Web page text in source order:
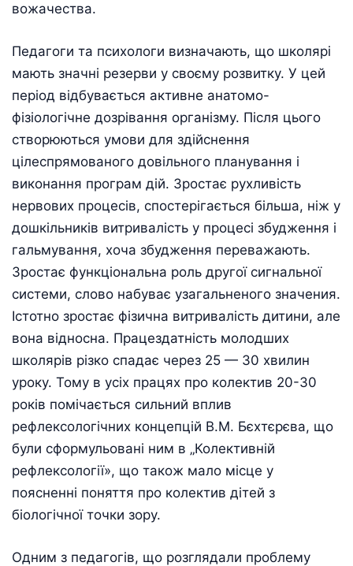
вожачества.
Педагоги та психологи визначають, що школярі
мають значнi резерви у своєму розвитку. У цей
перiод вiдбувається активне анатомо-
фiзiологiчне дозрiвання органiзму. Після цього
створюються умови для здiйснення
цiлеспрямованого довiльного планування i
виконання програм дiй. Зростає рухливiсть
нервових процесiв, спостерiгається бiльша, ніж у
дошкiльникiв витривалість у процесi збудження i
гальмування, хоча збудження переважають.
Зростає функцiональна роль другої сигнальної
системи, слово набуває узагальненого значения.
Істотно зростає фiзична витривалість дитини, але
вона вiдносна. Працездатнiсть молодших
школярiв рiзко спадає через 25 — 30 хвилин
уроку. Тому в усіх працях про колектив 20-30
років помічається сильний вплив
рефлексологічних концепцій В.М. Бєхтєрєва, що
були сформульовані ним в „Колективній
рефлексології», що також мало місце у
поясненні поняття про колектив дітей з
біологічної точки зору.
Одним з педагогів, що розглядали проблему